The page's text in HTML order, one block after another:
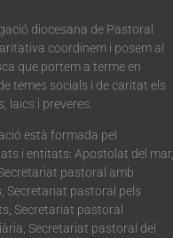
diocesana de Pastoral
coordinem i posem al
que portem a terme en
temes socials i de caritat els
laics i preveres.
està formada pel
i entitats: Apostolat del mar,
pastoral amb
Secretariat pastoral pels
Secretariat pastoral
Secretariat pastoral del